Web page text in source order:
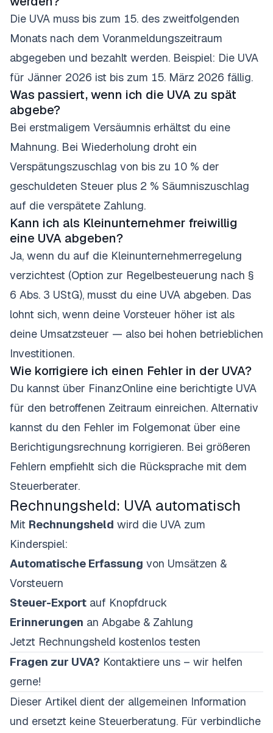
Die UVA muss bis zum 15. des zweitfolgenden
Monats nach dem Voranmeldungszeitraum
abgegeben und bezahlt werden. Beispiel: Die UVA
für Jänner 2026 ist bis zum 15. März 2026 fällig.
Was passiert, wenn ich die UVA zu spät
abgebe?
Bei erstmaligem Versäumnis erhältst du eine
Mahnung. Bei Wiederholung droht ein
Verspätungszuschlag von bis zu 10 % der
geschuldeten Steuer plus 2 % Säumniszuschlag
auf die verspätete Zahlung.
Kann ich als Kleinunternehmer freiwillig
eine UVA abgeben?
Ja, wenn du auf die Kleinunternehmerregelung
verzichtest (Option zur Regelbesteuerung nach §
6 Abs. 3 UStG), musst du eine UVA abgeben. Das
lohnt sich, wenn deine Vorsteuer höher ist als
deine Umsatzsteuer — also bei hohen betrieblichen
Investitionen.
Wie korrigiere ich einen Fehler in der UVA?
Du kannst über FinanzOnline eine berichtigte UVA
für den betroffenen Zeitraum einreichen. Alternativ
kannst du den Fehler im Folgemonat über eine
Berichtigungsrechnung korrigieren. Bei größeren
Fehlern empfiehlt sich die Rücksprache mit dem
Steuerberater.
Rechnungsheld: UVA automatisch
Mit Rechnungsheld wird die UVA zum
Kinderspiel:
Automatische Erfassung von Umsätzen &
Vorsteuern
Steuer-Export auf Knopfdruck
Erinnerungen an Abgabe & Zahlung
Jetzt Rechnungsheld kostenlos testen
Fragen zur UVA? Kontaktiere uns – wir helfen
gerne!
Dieser Artikel dient der allgemeinen Information
und ersetzt keine Steuerberatung. Für verbindliche